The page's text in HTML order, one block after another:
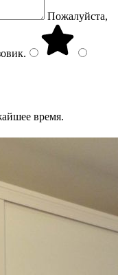
Пожалуйста,
.
время.